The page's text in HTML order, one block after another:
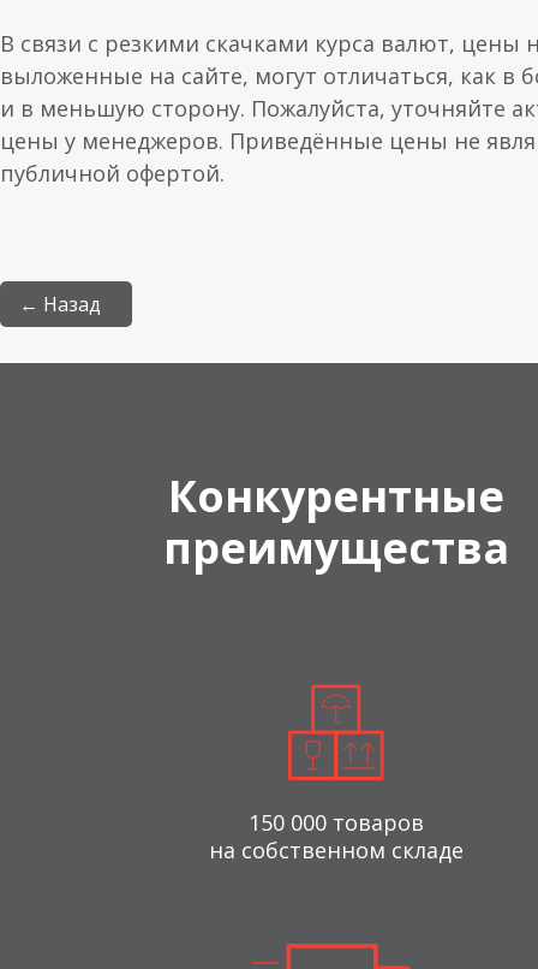
В связи с резкими скачками курса валют, цены
выложенные на сайте, могут отличаться, как в
и в меньшую сторону. Пожалуйста, уточняйте
цены у менеджеров. Приведённые цены не
публичной офертой.
← Назад
Конкурентные
преимущества
150 000 товаров
на собственном складе